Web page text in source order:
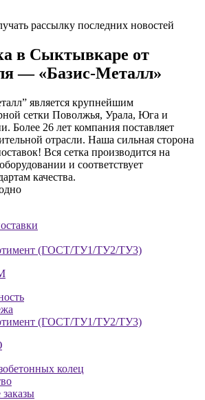
рассылку последних новостей
в Сыктывкаре от
— «Базис-Металл»
является крупнейшим
сетки Поволжья, Урала, Юга и
Более 26 лет компания поставляет
отрасли. Наша сильная сторона
Вся сетка производится на
и соответствует
качества.
(ГОСТ/ТУ1/ТУ2/ТУ3)
(ГОСТ/ТУ1/ТУ2/ТУ3)
колец